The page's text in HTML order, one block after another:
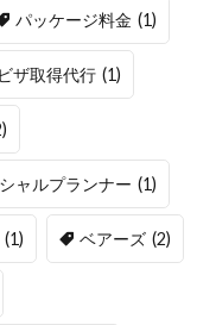
パッケージ料金 (1)
ビザ取得代行 (1)
ャルプランナー (1)
(1) ベアーズ (2)